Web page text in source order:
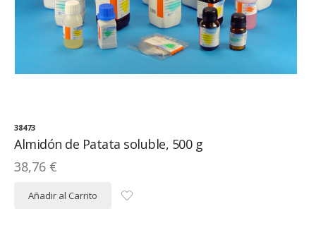
38473
Almidón de Patata soluble, 500 g
38,76 €
Añadir al Carrito